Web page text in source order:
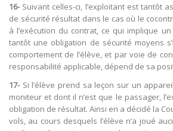
16-Suivant celles-ci, l’exploitant est tantôt
de sécurité résultat dans le cas où le
à l’exécution du contrat, ce qui implique
tantôt une obligation de sécurité moyens
comportement de l’élève, et par voie de
responsabilité applicable, dépend de sa
17-Si l’élève prend sa leçon sur un
moniteur et dont il n’est que le passager,
obligation de résultat. Ainsi en a décidé la
vols, au cours desquels l’élève n’a joué